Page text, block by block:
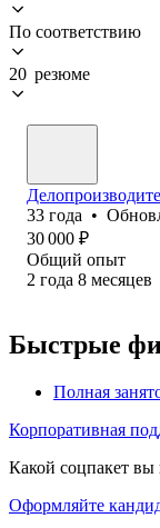
По соответствию
20 резюме
33 года •
30 000 ₽
Общий опыт
2 года 8 месяцев
Быстрые
Полная
Корпоративная
Какой соцпакет вы
Оформляйте